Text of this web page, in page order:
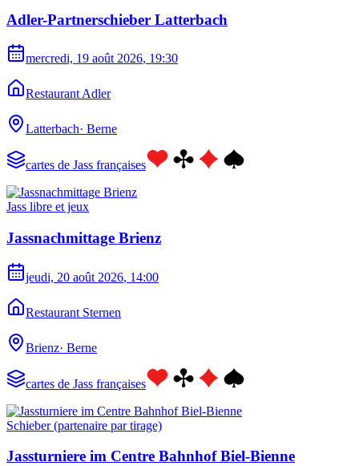
Adler-Partnerschieber Latterbach
mercredi, 19 août 2026, 19:30
Restaurant Adler
Latterbach· Berne
cartes de Jass françaises
Jass libre et jeux
Jassnachmittage Brienz
jeudi, 20 août 2026, 14:00
Restaurant Sternen
Brienz· Berne
cartes de Jass françaises
Schieber (partenaire par tirage)
Jassturniere im Centre Bahnhof Biel-Bienne